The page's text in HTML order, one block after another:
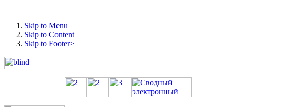
Skip to Menu
Skip to Content
Skip to Footer>